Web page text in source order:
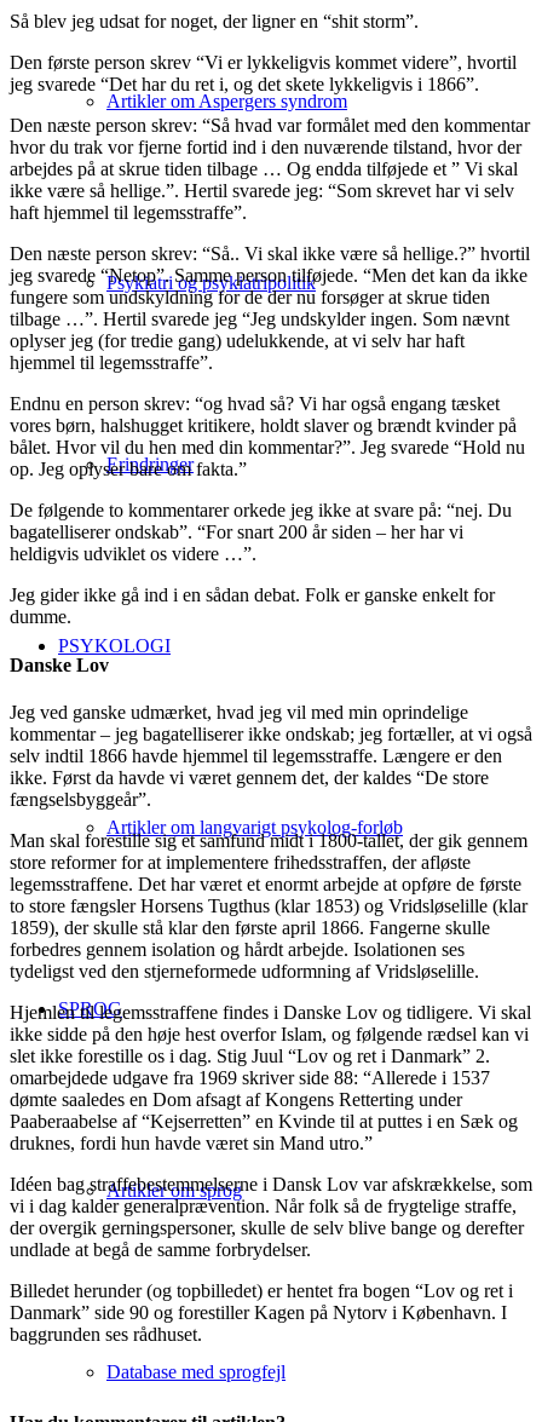
Artikler om Aspergers syndrom
Psykiatri og psykiatripolitik
Erindringer
PSYKOLOGI
Artikler om langvarigt psykolog-forløb
SPROG
Artikler om sprog
Database med sprogfejl
Så blev jeg udsat for noget, der ligner en “shit storm”.
Den første person skrev “Vi er lykkeligvis kommet videre”, hvortil
jeg svarede “Det har du ret i, og det skete lykkeligvis i 1866”.
Den næste person skrev: “Så hvad var formålet med den kommentar
hvor du trak vor fjerne fortid ind i den nuværende tilstand, hvor der
arbejdes på at skrue tiden tilbage … Og endda tilføjede et ” Vi skal
ikke være så hellige.”. Hertil svarede jeg: “Som skrevet har vi selv
haft hjemmel til legemsstraffe”.
Den næste person skrev: “Så.. Vi skal ikke være så hellige.?” hvortil
jeg svarede “Netop”. Samme person tilføjede. “Men det kan da ikke
fungere som undskyldning for de der nu forsøger at skrue tiden
tilbage …”. Hertil svarede jeg “Jeg undskylder ingen. Som nævnt
oplyser jeg (for tredie gang) udelukkende, at vi selv har haft
hjemmel til legemsstraffe”.
Endnu en person skrev: “og hvad så? Vi har også engang tæsket
vores børn, halshugget kritikere, holdt slaver og brændt kvinder på
bålet. Hvor vil du hen med din kommentar?”. Jeg svarede “Hold nu
op. Jeg oplyser bare om fakta.”
De følgende to kommentarer orkede jeg ikke at svare på: “nej. Du
bagatelliserer ondskab”. “For snart 200 år siden – her har vi
heldigvis udviklet os videre …”.
Jeg gider ikke gå ind i en sådan debat. Folk er ganske enkelt for
dumme.
Danske Lov
Jeg ved ganske udmærket, hvad jeg vil med min oprindelige
kommentar – jeg bagatelliserer ikke ondskab; jeg fortæller, at vi også
selv indtil 1866 havde hjemmel til legemsstraffe. Længere er den
ikke. Først da havde vi været gennem det, der kaldes “De store
fængselsbyggeår”.
Man skal forestille sig et samfund midt i 1800-tallet, der gik gennem
store reformer for at implementere frihedsstraffen, der afløste
legemsstraffene. Det har været et enormt arbejde at opføre de første
to store fængsler Horsens Tugthus (klar 1853) og Vridsløselille (klar
1859), der skulle stå klar den første april 1866. Fangerne skulle
forbedres gennem isolation og hårdt arbejde. Isolationen ses
tydeligst ved den stjerneformede udformning af Vridsløselille.
Hjemlen til legemsstraffene findes i Danske Lov og tidligere. Vi skal
ikke sidde på den høje hest overfor Islam, og følgende rædsel kan vi
slet ikke forestille os i dag. Stig Juul “Lov og ret i Danmark” 2.
omarbejdede udgave fra 1969 skriver side 88: “Allerede i 1537
dømte saaledes en Dom afsagt af Kongens Retterting under
Paaberaabelse af “Kejserretten” en Kvinde til at puttes i en Sæk og
druknes, fordi hun havde været sin Mand utro.”
Idéen bag straffebestemmelserne i Dansk Lov var afskrækkelse, som
vi i dag kalder generalprævention. Når folk så de frygtelige straffe,
der overgik gerningspersoner, skulle de selv blive bange og derefter
undlade at begå de samme forbrydelser.
Billedet herunder (og topbilledet) er hentet fra bogen “Lov og ret i
Danmark” side 90 og forestiller Kagen på Nytorv i København. I
baggrunden ses rådhuset.